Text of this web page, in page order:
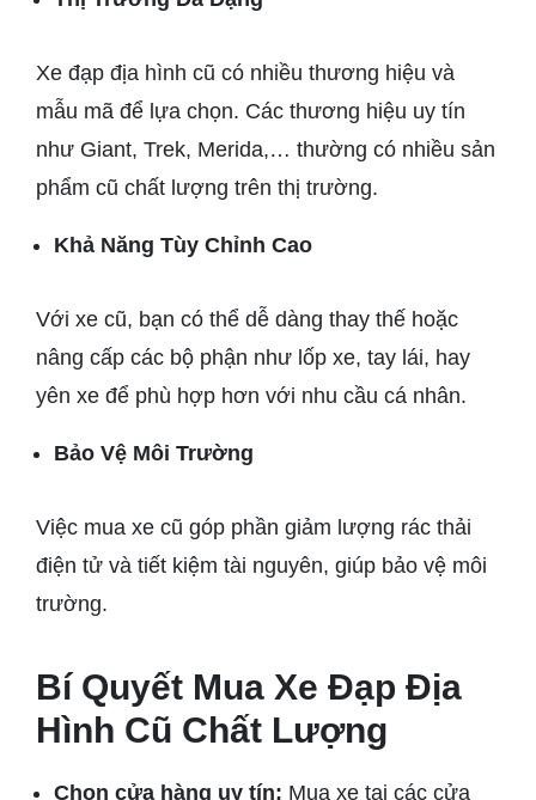
Xe đạp địa hình cũ có nhiều thương hiệu và
mẫu mã để lựa chọn. Các thương hiệu uy tín
như Giant, Trek, Merida,… thường có nhiều sản
phẩm cũ chất lượng trên thị trường.
Khả Năng Tùy Chỉnh Cao
Với xe cũ, bạn có thể dễ dàng thay thế hoặc
nâng cấp các bộ phận như lốp xe, tay lái, hay
yên xe để phù hợp hơn với nhu cầu cá nhân.
Bảo Vệ Môi Trường
Việc mua xe cũ góp phần giảm lượng rác thải
điện tử và tiết kiệm tài nguyên, giúp bảo vệ môi
trường.
Bí Quyết Mua Xe Đạp Địa
Hình Cũ Chất Lượng
Chọn cửa hàng uy tín: Mua xe tại các cửa